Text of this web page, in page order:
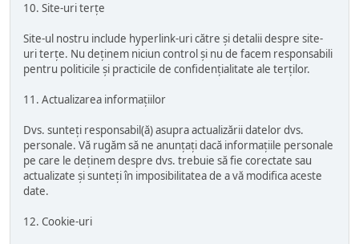
10. Site-uri terțe
Site-ul nostru include hyperlink-uri către și detalii despre site-
uri terțe. Nu deținem niciun control și nu de facem responsabili
pentru politicile și practicile de confidențialitate ale terților.
11. Actualizarea informațiilor
Dvs. sunteți responsabil(ă) asupra actualizării datelor dvs.
personale. Vă rugăm să ne anunțați dacă informațiile personale
pe care le deținem despre dvs. trebuie să fie corectate sau
actualizate și sunteți în imposibilitatea de a vă modifica aceste
date.
12. Cookie-uri